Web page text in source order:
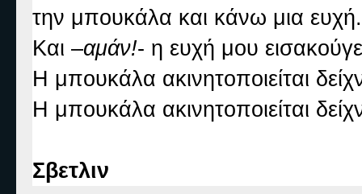
την μπουκάλα και κάνω μια ευχή.
Και –αμάν!- η ευχή μου
Η μπουκάλα ακινητοποιείται
Η μπουκάλα ακινητοποιείται
Σβετλιν